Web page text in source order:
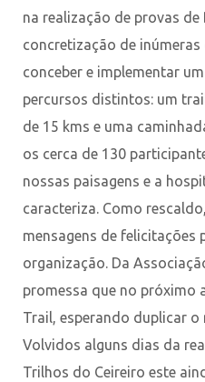
na realização de provas de
concretização de
conceber e implementar
percursos distintos: um
de 15 kms e uma
os cerca de 130
nossas paisagens e a
caracteriza. Como
mensagens de felicitações
organização. Da
promessa que no próximo
Trail, esperando duplicar
Volvidos alguns dias da
Trilhos do Ceireiro este